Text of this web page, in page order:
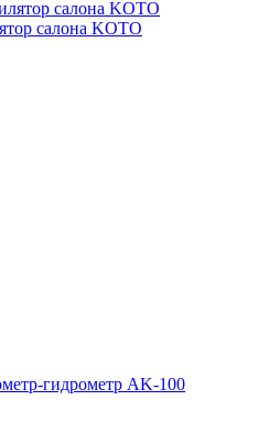
салона KOTO
гидрометр AK-100